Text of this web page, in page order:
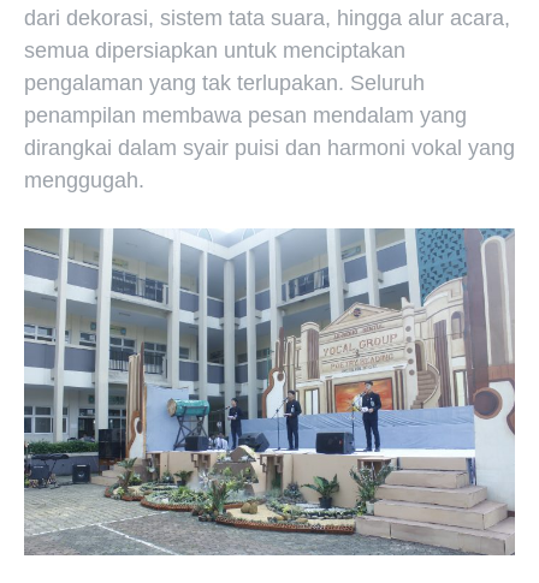
dari dekorasi, sistem tata suara, hingga alur acara,
semua dipersiapkan untuk menciptakan
pengalaman yang tak terlupakan. Seluruh
penampilan membawa pesan mendalam yang
dirangkai dalam syair puisi dan harmoni vokal yang
menggugah.